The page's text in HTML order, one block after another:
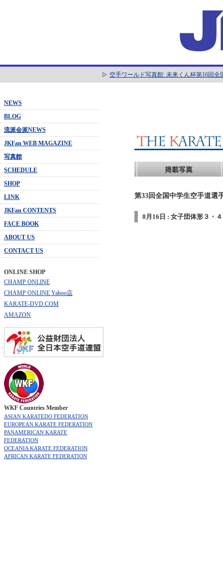
空手ワールド写真館: 未来くん杯第16回
NEWS
BLOG
流派会派NEWS
JKFan WEB MAGAZINE
写真館
SCHEDULE
SHOP
LINK
JKFan CONTENTS
FACE BOOK
ABOUT US
CONTACT US
ONLINE SHOP
CHAMP ONLINE
CHAMP ONLINE Yahoo店
KARATE-DVD.COM
AMAZON
WKF Countries Member
ASIAN KARATEDO FEDERATION
EUROPEAN KARATE FEDERATION
PANAMERICAN KARATE
FEDERATION
OCEANIA KARATE FEDERATION
AFRICAN KARATE FEDERATION
第33回全国中学生空手道選
8月16日 : 女子団体形３・